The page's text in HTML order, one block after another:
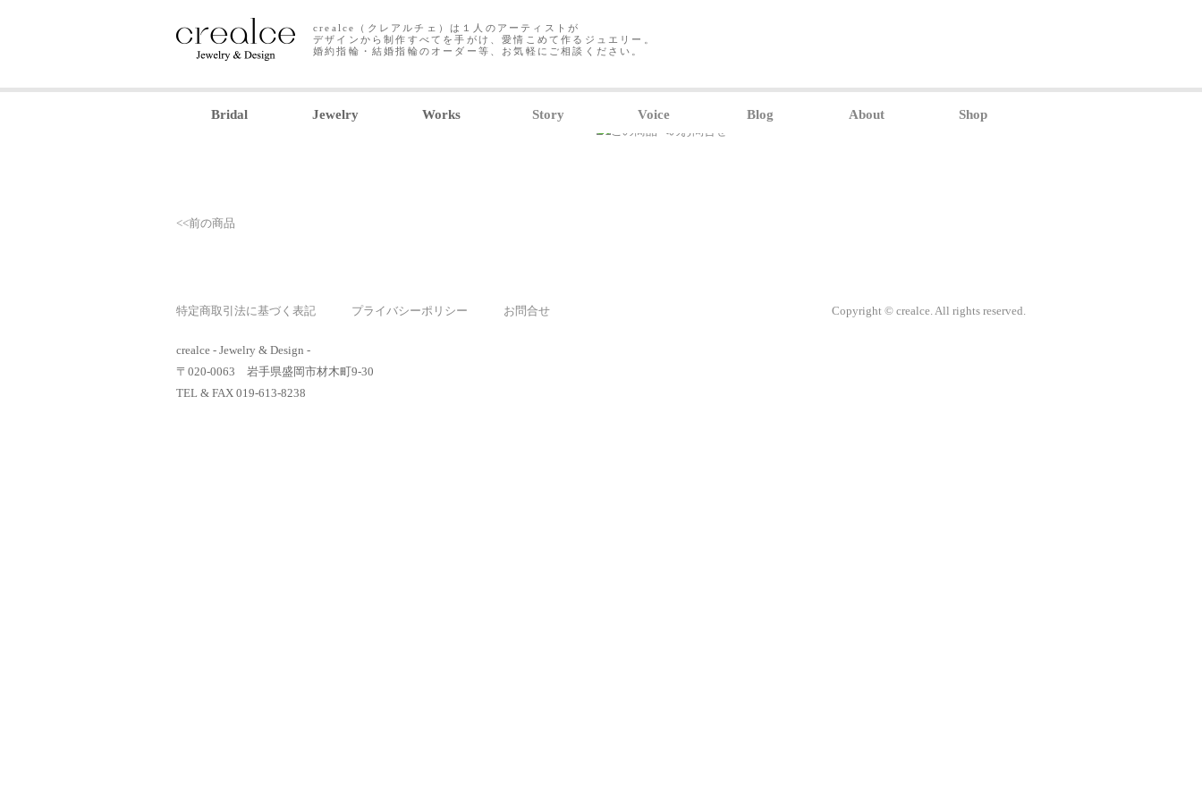
crealce（クレアルチェ）は１人のアーティストが
デザインから制作すべてを手がけ、愛情こめて作るジュエリー。
婚約指輪・結婚指輪のオーダー等、お気軽にご相談ください。
Bridal Jewelry Works Story Voice Blog About Shop
<<前の商品
特定商取引法に基づく表記 プライバシーポリシー お問合せ Copyright © crealce. All rights reserved.
crealce - Jewelry & Design -
〒020-0063 岩手県盛岡市材木町9-30
TEL & FAX 019-613-8238